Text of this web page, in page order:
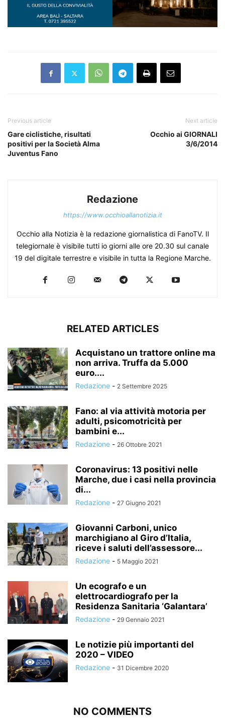
Previous article
Gare ciclistiche, risultati
positivi per la Società Alma
Juventus Fano
Next article
Occhio ai GIORNALI
3/6/2014
Redazione
https://www.occhioallanotizia.it
Occhio alla Notizia è la redazione giornalistica di FanoTV. Il
telegiornale è visibile tutti io giorni alle ore 20.30 sul canale
19 del digitale terrestre e visibile in tutta la Regione Marche.
RELATED ARTICLES
Acquistano un trattore online ma
non arriva. Truffa da 5.000
euro....
Redazione - 2 Settembre 2025
Fano: al via attività motoria per
adulti, psicomotricità per
bambini e...
Redazione - 26 Ottobre 2021
Coronavirus: 13 positivi nelle
Marche, due i casi nella provincia
di...
Redazione - 27 Giugno 2021
Giovanni Carboni, unico
marchigiano al Giro d’Italia,
riceve i saluti dell’assessore...
Redazione - 5 Maggio 2021
Un ecografo e un
elettrocardiografo per la
Residenza Sanitaria ‘Galantara’
Redazione - 29 Gennaio 2021
Le notizie più importanti del
2020 – VIDEO
Redazione - 31 Dicembre 2020
NO COMMENTS